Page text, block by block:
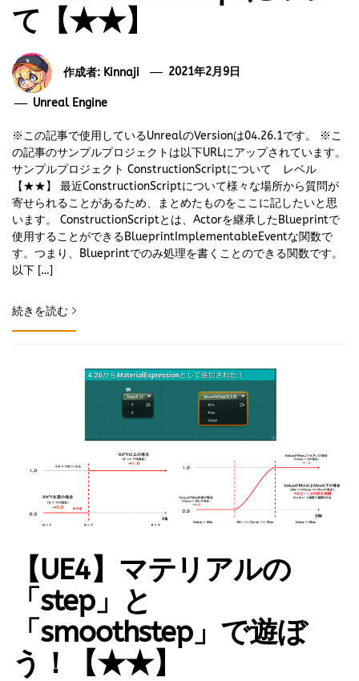
て【★★】
作成者: Kinnaji 2021年2月9日
Unreal Engine
※この記事で使用しているUnrealのVersionは04.26.1です。 ※こ
の記事のサンプルプロジェクトは以下URLにアップされています。
サンプルプロジェクト ConstructionScriptについて レベル
【★★】 最近ConstructionScriptについて様々な場所から質問が
寄せられることがあるため、まとめたものをここに記したいと思
います。 ConstructionScriptとは、Actorを継承したBlueprintで
使用することができるBlueprintImplementableEventな関数で
す。つまり、Blueprintでのみ処理を書くことのできる関数です。
以下 […]
続きを読む
【UE4】マテリアルの
「step」と
「smoothstep」で遊ぼ
う！【★★】